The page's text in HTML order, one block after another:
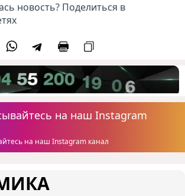
новость? Поделиться в
на наш Instagram
на наш Instagram канал